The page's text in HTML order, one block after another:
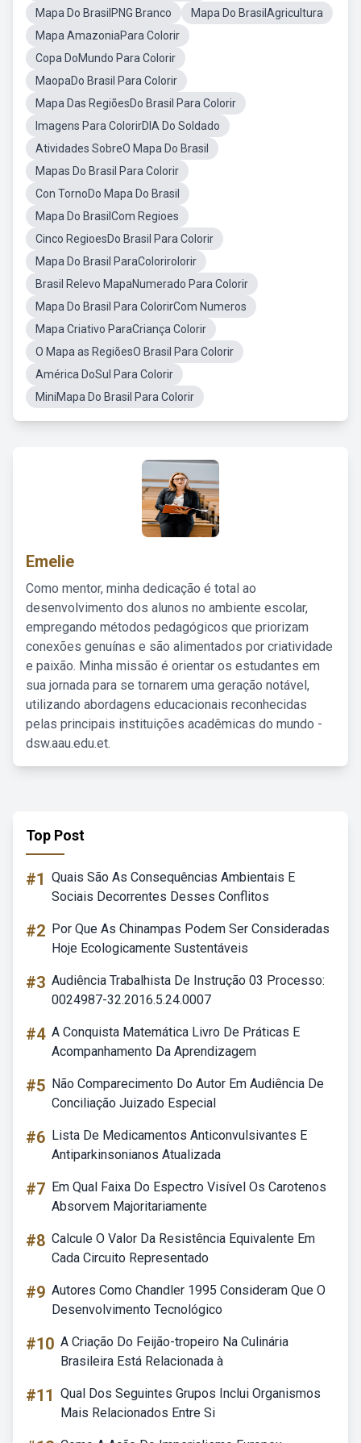
Mapa Do BrasilPNG Branco
Mapa Do BrasilAgricultura
Mapa AmazoniaPara Colorir
Copa DoMundo Para Colorir
MaopaDo Brasil Para Colorir
Mapa Das RegiõesDo Brasil Para Colorir
Imagens Para ColorirDIA Do Soldado
Atividades SobreO Mapa Do Brasil
Mapas Do Brasil Para Colorir
Con TornoDo Mapa Do Brasil
Mapa Do BrasilCom Regioes
Cinco RegioesDo Brasil Para Colorir
Mapa Do Brasil ParaColorirolorir
Brasil Relevo MapaNumerado Para Colorir
Mapa Do Brasil Para ColorirCom Numeros
Mapa Criativo ParaCriança Colorir
O Mapa as RegiõesO Brasil Para Colorir
América DoSul Para Colorir
MiniMapa Do Brasil Para Colorir
Emelie
Como mentor, minha dedicação é total ao
desenvolvimento dos alunos no ambiente escolar,
empregando métodos pedagógicos que priorizam
conexões genuínas e são alimentados por criatividade
e paixão. Minha missão é orientar os estudantes em
sua jornada para se tornarem uma geração notável,
utilizando abordagens educacionais reconhecidas
pelas principais instituições acadêmicas do mundo -
dsw.aau.edu.et.
Top Post
#1 Quais São As Consequências Ambientais E
Sociais Decorrentes Desses Conflitos
#2 Por Que As Chinampas Podem Ser Consideradas
Hoje Ecologicamente Sustentáveis
#3 Audiência Trabalhista De Instrução 03 Processo:
0024987-32.2016.5.24.0007
#4 A Conquista Matemática Livro De Práticas E
Acompanhamento Da Aprendizagem
#5 Não Comparecimento Do Autor Em Audiência De
Conciliação Juizado Especial
#6 Lista De Medicamentos Anticonvulsivantes E
Antiparkinsonianos Atualizada
#7 Em Qual Faixa Do Espectro Visível Os Carotenos
Absorvem Majoritariamente
#8 Calcule O Valor Da Resistência Equivalente Em
Cada Circuito Representado
#9 Autores Como Chandler 1995 Consideram Que O
Desenvolvimento Tecnológico
#10 A Criação Do Feijão-tropeiro Na Culinária
Brasileira Está Relacionada à
#11 Qual Dos Seguintes Grupos Inclui Organismos
Mais Relacionados Entre Si